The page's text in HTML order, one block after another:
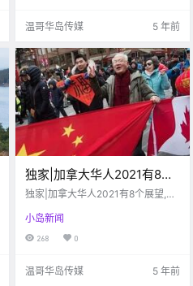
温哥华岛传媒 5 年前
独家|加拿大华人2021有8个
展望,都与自身定位有关,您认
独家|加拿大华人2021有8个展望,都
小岛新闻
268 0
温哥华岛传媒 5 年前